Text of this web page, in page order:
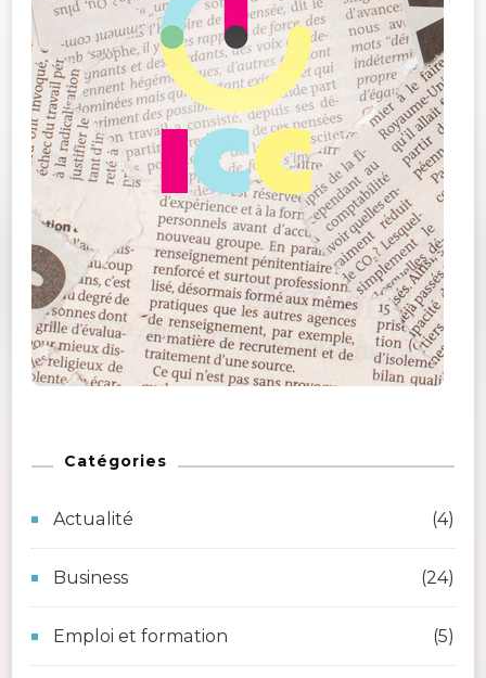
Catégories
Actualité (4)
Business (24)
Emploi et formation (5)